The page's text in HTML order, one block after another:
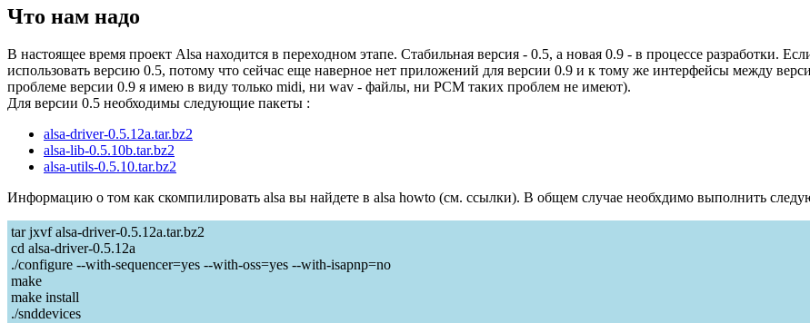
Что нам надо
В настоящее время проект Alsa находится в переходном этапе. Стабильная версия - 0.5, а новая 0.9 - в процессе разработки.
использовать версию 0.5, потому что сейчас еще наверное нет приложений для версии 0.9 и к тому же интерфейсы между
проблеме версии 0.9 я имею в виду только midi, ни wav - файлы, ни PCM таких проблем не имеют).
Для версии 0.5 необходимы следующие пакеты :
alsa-driver-0.5.12a.tar.bz2
alsa-lib-0.5.10b.tar.bz2
alsa-utils-0.5.10.tar.bz2
Информацию о том как скомпилировать alsa вы найдете в alsa howto (см. ссылки). В общем случае необхдимо выполнить
tar jxvf alsa-driver-0.5.12a.tar.bz2
cd alsa-driver-0.5.12a
./configure --with-sequencer=yes --with-oss=yes --with-isapnp=no
make
make install
./snddevices